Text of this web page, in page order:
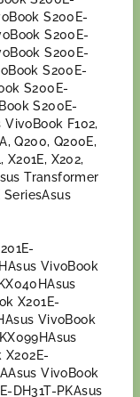
S200E-
S200E-
S200E-
S200E-
S200E-
S200E-
VivoBook F102,
Q200, Q200E,
X201E, X202,
Transformer
SeriesAsus
VivoBook
X201E-
VivoBook
X202E-
VivoBook
DH31T-PKAsus